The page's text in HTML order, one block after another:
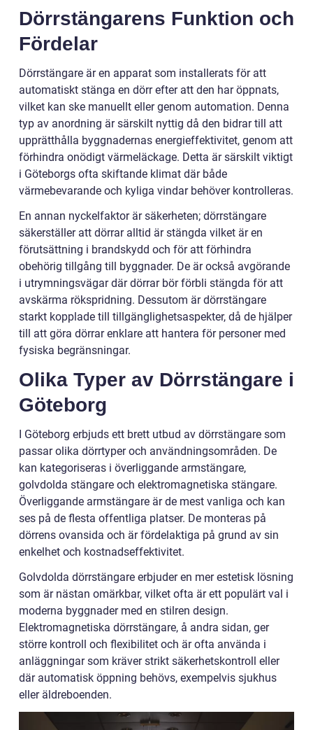
Dörrstängarens Funktion och
Fördelar
Dörrstängare är en apparat som installerats för att
automatiskt stänga en dörr efter att den har öppnats,
vilket kan ske manuellt eller genom automation. Denna
typ av anordning är särskilt nyttig då den bidrar till att
upprätthålla byggnadernas energieffektivitet, genom att
förhindra onödigt värmeläckage. Detta är särskilt viktigt
i Göteborgs ofta skiftande klimat där både
värmebevarande och kyliga vindar behöver kontrolleras.
En annan nyckelfaktor är säkerheten; dörrstängare
säkerställer att dörrar alltid är stängda vilket är en
förutsättning i brandskydd och för att förhindra
obehörig tillgång till byggnader. De är också avgörande
i utrymningsvägar där dörrar bör förbli stängda för att
avskärma rökspridning. Dessutom är dörrstängare
starkt kopplade till tillgänglighetsaspekter, då de hjälper
till att göra dörrar enklare att hantera för personer med
fysiska begränsningar.
Olika Typer av Dörrstängare i
Göteborg
I Göteborg erbjuds ett brett utbud av dörrstängare som
passar olika dörrtyper och användningsområden. De
kan kategoriseras i överliggande armstängare,
golvdolda stängare och elektromagnetiska stängare.
Överliggande armstängare är de mest vanliga och kan
ses på de flesta offentliga platser. De monteras på
dörrens ovansida och är fördelaktiga på grund av sin
enkelhet och kostnadseffektivitet.
Golvdolda dörrstängare erbjuder en mer estetisk lösning
som är nästan omärkbar, vilket ofta är ett populärt val i
moderna byggnader med en stilren design.
Elektromagnetiska dörrstängare, å andra sidan, ger
större kontroll och flexibilitet och är ofta använda i
anläggningar som kräver strikt säkerhetskontroll eller
där automatisk öppning behövs, exempelvis sjukhus
eller äldreboenden.